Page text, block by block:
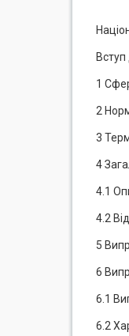
1
2
3
4
4.1
4.2
5
6
6.1
6.2